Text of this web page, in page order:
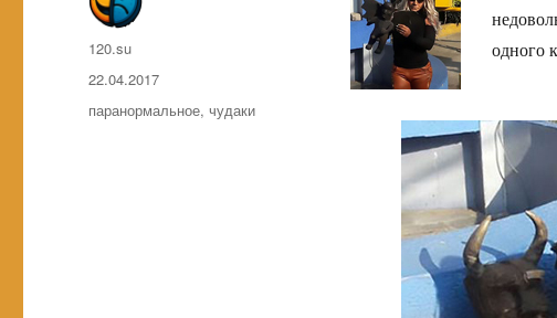
одного
Автор
120.su
Опубликовано
22.04.2017
Метки
паранормальное,чудаки